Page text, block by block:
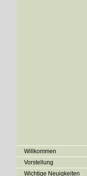
Willkommen
Vorstellung
Wichtige Neuigkeiten